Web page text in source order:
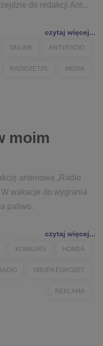
do redakcji Ant...
czytaj więcej...
ONLINE ANTYRADIO
RADIOZET.PL MEDIA
moim
antenową „Radio
wakacje do wygrania
paliwo.
czytaj więcej...
KONKURS HONDA
GRUPA EUROZET
REKLAMA